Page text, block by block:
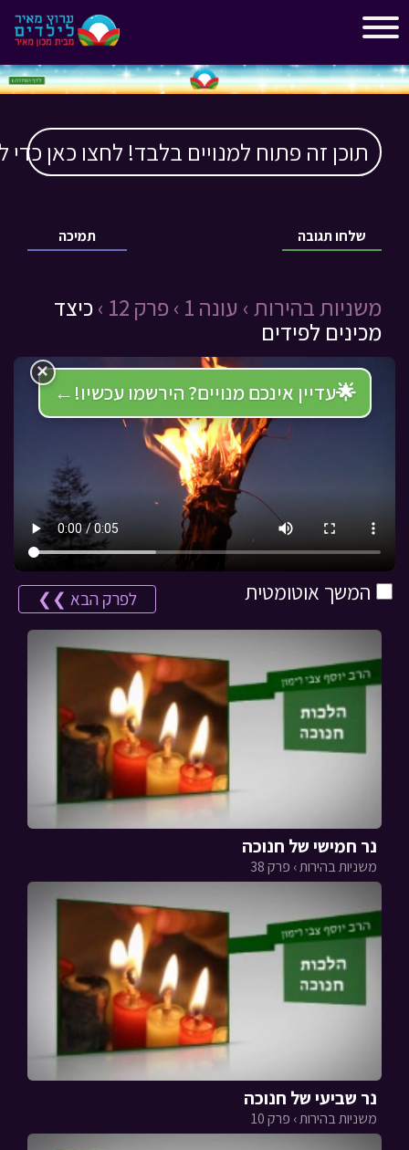
תוכן זה פתוח למנויים בלבד! לחצו כאן כדי
תמיכה שלחו תגובה
משניות בהירות › עונה 1 › פרק 12 ›
כיצד
מכינים לפידים
🌟עדיין אינכם מנויים? הירשמו עכשיו! ←
×
המשך אוטומטית לפרק הבא ❯❯
נר חמישי של חנוכה
משניות בהירות › פרק 38
נר שביעי של חנוכה
משניות בהירות › פרק 10